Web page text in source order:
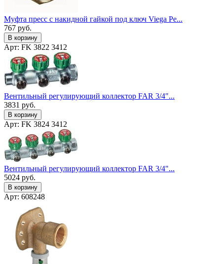
Муфта пресс с накидной гайкой под ключ Viega Pe...
767 руб.
В корзину
Арт: FK 3822 3412
Вентильный регулирующий коллектор FAR 3/4"...
3831 руб.
В корзину
Арт: FK 3824 3412
Вентильный регулирующий коллектор FAR 3/4"...
5024 руб.
В корзину
Арт: 608248